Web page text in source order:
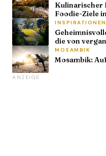
Kulinarischer
Foodie-Ziele
INSPIRATIONEN
die von
MOSAMBIK
Mosambik:
ANZEIGE